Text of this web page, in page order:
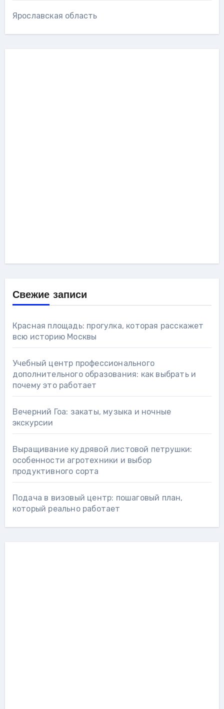
Ярославская область
Свежие записи
Красная площадь: прогулка, которая расскажет
всю историю Москвы
Учебный центр профессионального
дополнительного образования: как выбрать и
почему это работает
Вечерний Гоа: закаты, музыка и ночные
экскурсии
Выращивание кудрявой листовой петрушки:
особенности агротехники и выбор
продуктивного сорта
Подача в визовый центр: пошаговый план,
который реально работает